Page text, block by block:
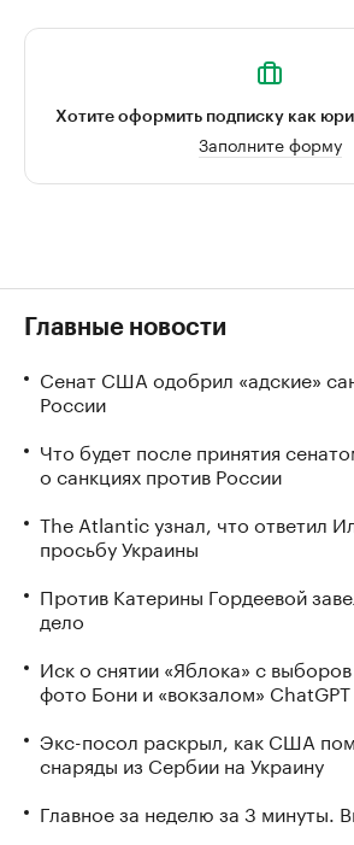
Хотите оформить подписку как
Заполните форму
Главные новости
Сенат США одобрил «адские»
России
Что будет после принятия
о санкциях против России
The Atlantic узнал, что ответил
просьбу Украины
Против Катерины Гордеевой
дело
Иск о снятии «Яблока» с
фото Бони и «вокзалом» ChatGPT
Экс-посол раскрыл, как США
снаряды из Сербии на Украину
Главное за неделю за 3 минуты.